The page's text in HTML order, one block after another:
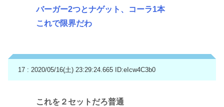
バーガー2つとナゲット、コーラ1本
これで限界だわ
17 : 2020/05/16(土) 23:29:24.665 ID:eIcw4C3b0
これを２セットだろ普通